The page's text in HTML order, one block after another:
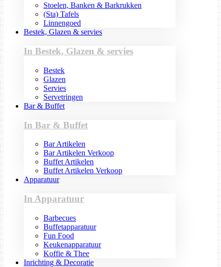
Stoelen, Banken & Barkrukken
(Sta) Tafels
Linnengoed
Bestek, Glazen & servies
In Bestek, Glazen & servies
Bestek
Glazen
Servies
Servetringen
Bar & Buffet
In Bar & Buffet
Bar Artikelen
Bar Artikelen Verkoop
Buffet Artikelen
Buffet Artikelen Verkoop
Apparatuur
In Apparatuur
Barbecues
Buffetapparatuur
Fun Food
Keukenapparatuur
Koffie & Thee
Inrichting & Decoratie